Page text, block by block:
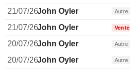
21/07/26John Oyler Autre
21/07/26John Oyler Vente
20/07/26John Oyler Autre
20/07/26John Oyler Autre